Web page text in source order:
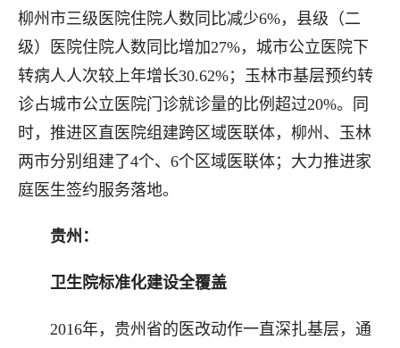
柳州市三级医院住院人数同比减少6%，县级（二
级）医院住院人数同比增加27%，城市公立医院下
转病人人次较上年增长30.62%；玉林市基层预约转
诊占城市公立医院门诊就诊量的比例超过20%。同
时，推进区直医院组建跨区域医联体，柳州、玉林
两市分别组建了4个、6个区域医联体；大力推进家
庭医生签约服务落地。
贵州：
卫生院标准化建设全覆盖
2016年，贵州省的医改动作一直深扎基层，通